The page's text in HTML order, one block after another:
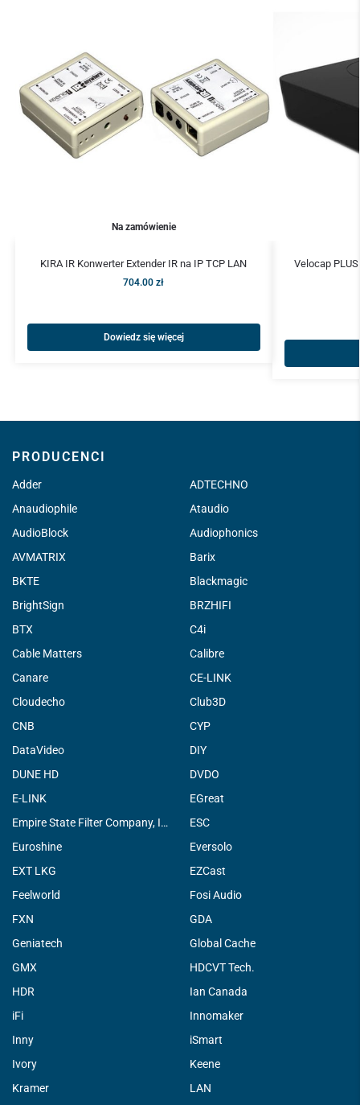
Na zamówienie
KIRA IR Konwerter Extender IR na IP TCP LAN
704.00zł
Dowiedz się więcej
Velocap
PRODUCENCI
Adder
ADTECHNO
Anaudiophile
Ataudio
AudioBlock
Audiophonics
AVMATRIX
Barix
BKTE
Blackmagic
BrightSign
BRZHIFI
BTX
C4i
Cable Matters
Calibre
Canare
CE-LINK
Cloudecho
Club3D
CNB
CYP
DataVideo
DIY
DUNE HD
DVDO
E-LINK
EGreat
Empire State Filter Company, INC.
ESC
Euroshine
Eversolo
EXT LKG
EZCast
Feelworld
Fosi Audio
FXN
GDA
Geniatech
Global Cache
GMX
HDCVT Tech.
HDR
Ian Canada
iFi
Innomaker
Inny
iSmart
Ivory
Keene
Kramer
LAN